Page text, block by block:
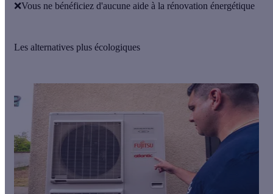
❌Vous ne bénéficiez d'aucune aide à la rénovation énergétique
Les alternatives plus écologiques